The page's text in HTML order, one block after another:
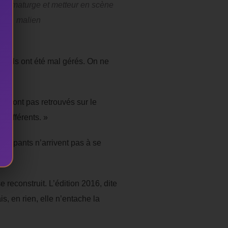
et metteur en scène
malien
ils ont été mal gérés. On ne
sont pas retrouvés sur le
différents. »
n’arrivent pas à se
reconstruit. L’édition 2016, dite
en rien, elle n’entache la